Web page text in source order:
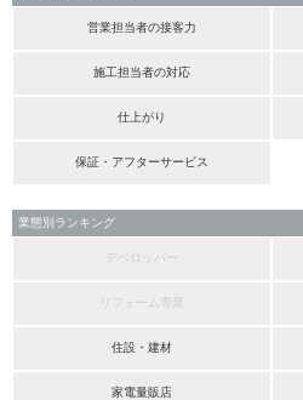
営業担当者の接客力
施工担当者の対応
仕上がり
保証・アフターサービス
業態別ランキング
デベロッパー
リフォーム専業
住設・建材
家電量販店